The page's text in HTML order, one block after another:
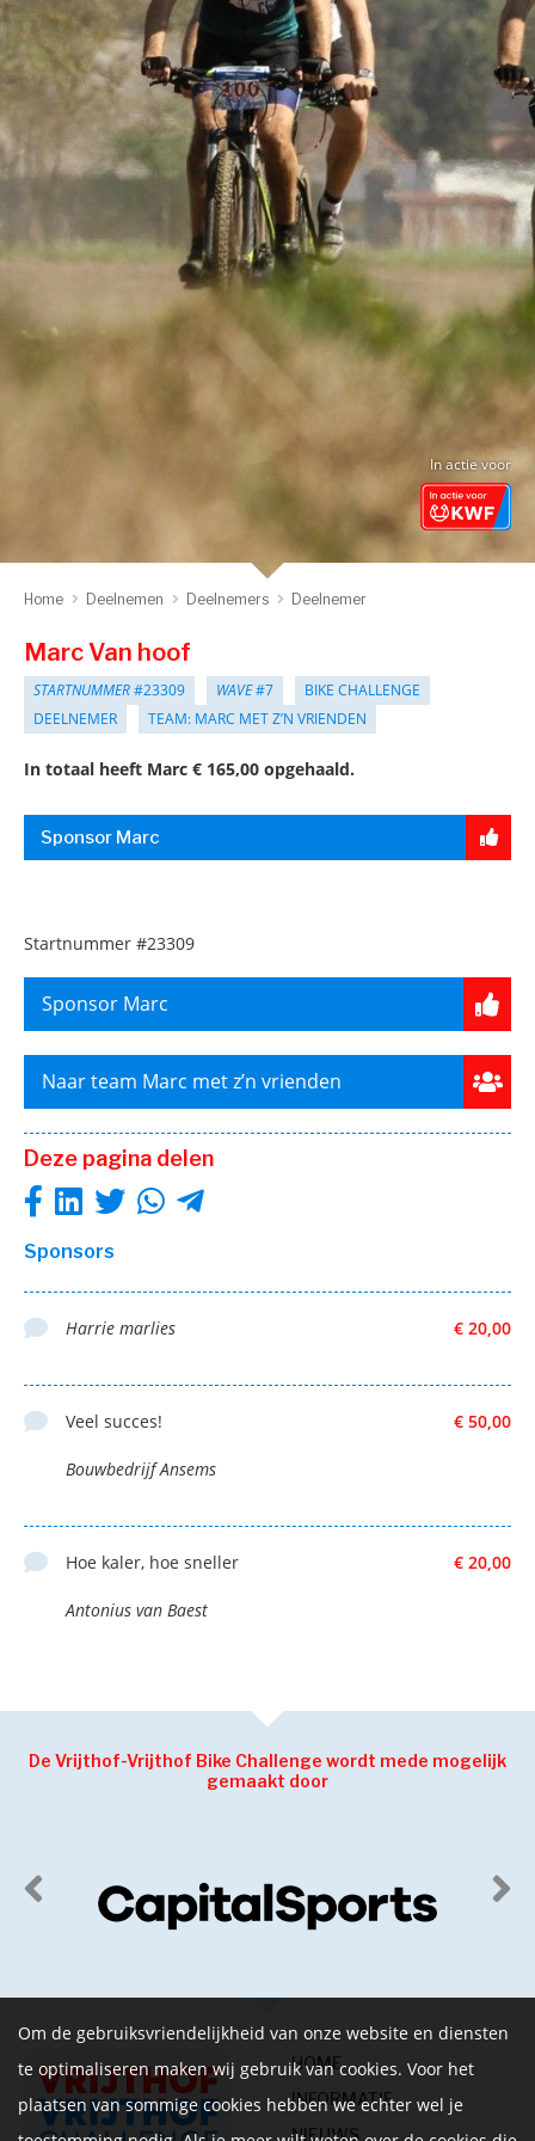
In actie voor
Home Deelnemen Deelnemers Deelnemer
Marc Van hoof
STARTNUMMER#23309 WAVE#7
BIKE CHALLENGE
DEELNEMER
TEAM: MARC MET Z’N VRIENDEN
In totaal heeft Marc € 165,00 opgehaald.
Sponsor Marc
Startnummer #23309
Sponsor Marc
Naar team Marc met z’n vrienden
Deze pagina delen
Sponsors
€ 20,00
Harrie marlies
€ 50,00
Veel succes!
Bouwbedrijf Ansems
€ 20,00
Hoe kaler, hoe sneller
Antonius van Baest
De Vrijthof-Vrijthof Bike Challenge wordt mede mogelijk
gemaakt door
HOME
INFORMATIE
NIEUWS
Om de gebruiksvriendelijkheid van onze website en diensten
te optimaliseren maken wij gebruik van cookies. Voor het
plaatsen van sommige cookies hebben we echter wel je